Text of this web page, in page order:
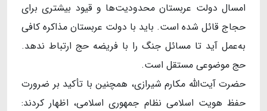
امسال دولت عربستان محدودیت‌ها و قیود بیشتری برای
حجاج قائل شده است. باید با دولت عربستان مذاکره کافی
به‌عمل آید تا مسائل جنگ را با فریضه حج ارتباط ندهد.
حج موضوعی مستقل است.
حضرت آیت‌الله مکارم شیرازی، همچنین با تأکید بر ضرورت
حفظ هویت اسلامی نظام جمهوری اسلامی، اظهار کردند: